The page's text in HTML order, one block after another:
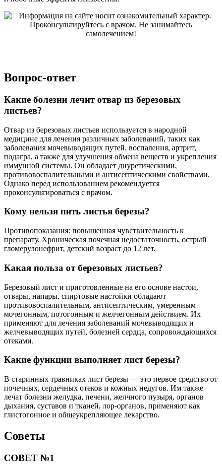
Вопрос-ответ
Какие болезни лечит отвар из березовых
листьев?
Отвар из березовых листьев используется в народной
медицине для лечения различных заболеваний, таких как
заболевания мочевыводящих путей, воспаления, артрит,
подагра, а также для улучшения обмена веществ и укрепления
иммунной системы. Он обладает диуретическими,
противовоспалительными и антисептическими свойствами.
Однако перед использованием рекомендуется
проконсультироваться с врачом.
Кому нельзя пить листья березы?
Противопоказания: повышенная чувствительность к
препарату. Хроническая почечная недостаточность, острый
гломерулонефрит, детский возраст до 12 лет.
Какая польза от березовых листьев?
Березовый лист и приготовленные на его основе настои,
отвары, напары, спиртовые настойки обладают
противовоспалительным, антисептическим, умеренным
мочегонным, потогонным и желчегонным действием. Их
применяют для лечения заболеваний мочевыводящих и
желчевыводящих путей, болезней сердца, сопровождающихся
отеками.
Какие функции выполняет лист березы?
В старинных травниках лист березы — это первое средство от
почечных, сердечных отеков и кожных недугов. Им также
лечат болезни желудка, печени, желчного пузыря, органов
дыхания, суставов и тканей, лор-органов, применяют как
глистогонное и общеукрепляющее лекарство.
Советы
СОВЕТ №1